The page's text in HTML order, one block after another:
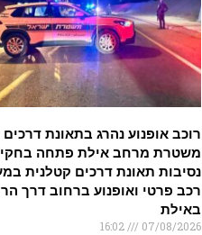
רוכב אופנוע נהרג בתאונת
משטרת מרחב אילת פתחה
נסיבות תאונת דרכים קטלנית
רכב פרטי ואופנוע ברחוב דרך
באילת
07/08/2026